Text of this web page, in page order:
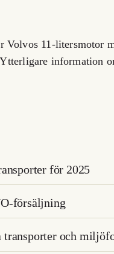
Volvos 11-litersmotor
information
för 2025
försäljning
transporter och